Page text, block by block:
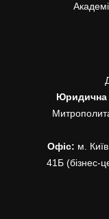
Юридична
Офіс: м.
41Б (бізнес-